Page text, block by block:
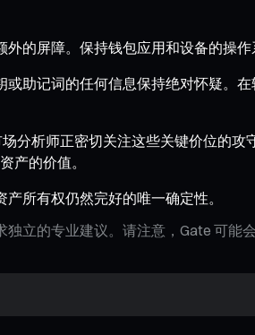
的屏障。保持钱包应用和设备的操
助记词的任何信息保持绝对怀疑。
分析师正密切关注这些关键价位
产的价值。
所有权仍然完好的唯一确定性。
立的专业建议。请注意，Gate 可能